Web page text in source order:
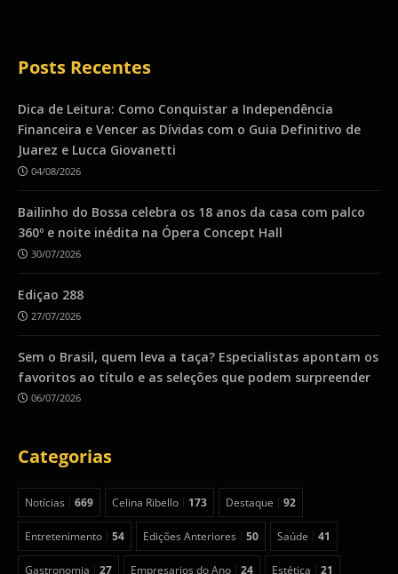
Posts Recentes
Dica de Leitura: Como Conquistar a Independência
Financeira e Vencer as Dívidas com o Guia Definitivo de
Juarez e Lucca Giovanetti
04/08/2026
Bailinho do Bossa celebra os 18 anos da casa com palco
360º e noite inédita na Ópera Concept Hall
30/07/2026
Ediçao 288
27/07/2026
Sem o Brasil, quem leva a taça? Especialistas apontam os
favoritos ao título e as seleções que podem surpreender
06/07/2026
Categorias
Notícias 669 Celina Ribello 173 Destaque 92
Entretenimento 54 Edições Anteriores 50 Saúde 41
Gastronomia 27 Empresarios do Ano 24 Estética 21